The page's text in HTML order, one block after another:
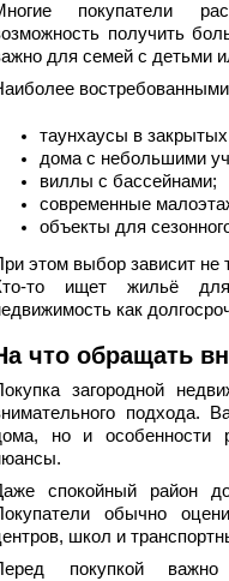
покупатели
получить
для семей с детьми
таунхаусы в
дома с небольшими
виллы с бассейнами;
современные
объекты для
этом выбор зависит не
то ищет жильё
как
что обращать
загородной
подхода.
но и особенности
спокойный район
обычно
школ и
покупкой важно